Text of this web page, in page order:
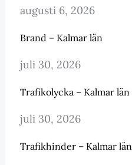
augusti 6, 2026
Brand – Kalmar län
juli 30, 2026
Trafikolycka – Kalmar län
juli 30, 2026
Trafikhinder – Kalmar län